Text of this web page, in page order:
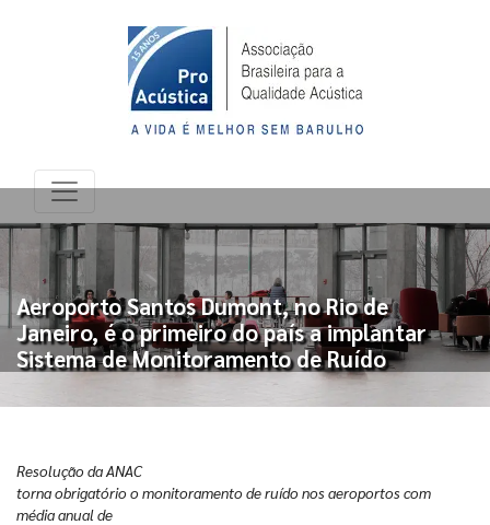
Aeroporto Santos Dumont, no Rio de
Janeiro, é o primeiro do país a implantar
Sistema de Monitoramento de Ruído
Resolução da ANAC
torna obrigatório o monitoramento de ruído nos aeroportos com
média anual de